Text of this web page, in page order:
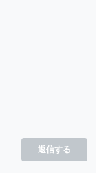
返信する